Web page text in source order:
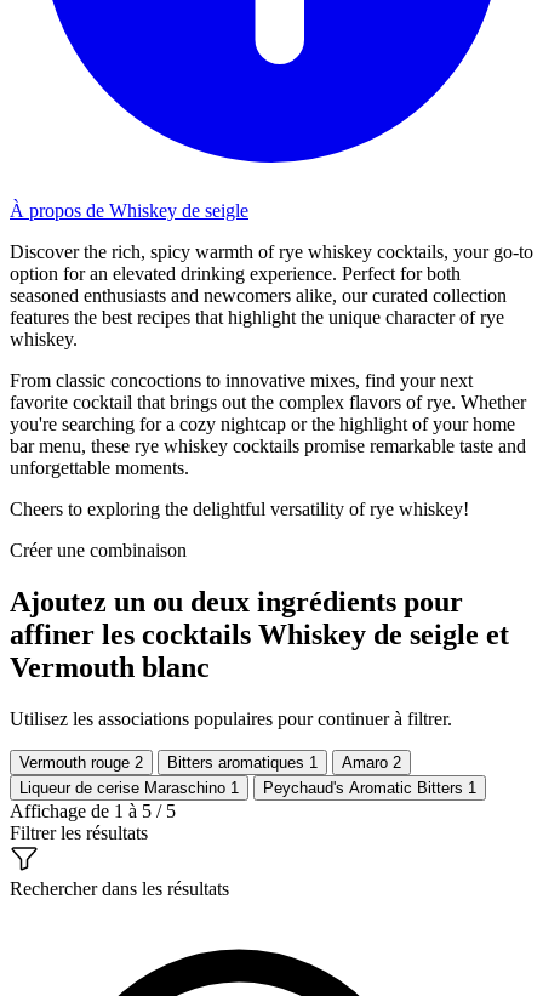
À propos de Whiskey de seigle
Discover the rich, spicy warmth of rye whiskey cocktails, your go-to
option for an elevated drinking experience. Perfect for both
seasoned enthusiasts and newcomers alike, our curated collection
features the best recipes that highlight the unique character of rye
whiskey.
From classic concoctions to innovative mixes, find your next
favorite cocktail that brings out the complex flavors of rye. Whether
you're searching for a cozy nightcap or the highlight of your home
bar menu, these rye whiskey cocktails promise remarkable taste and
unforgettable moments.
Cheers to exploring the delightful versatility of rye whiskey!
Créer une combinaison
Ajoutez un ou deux ingrédients pour
affiner les cocktails Whiskey de seigle et
Vermouth blanc
Utilisez les associations populaires pour continuer à filtrer.
Vermouth rouge 2 Bitters aromatiques 1 Amaro 2
Liqueur de cerise Maraschino 1 Peychaud's Aromatic Bitters 1
Affichage de 1 à 5 / 5
Filtrer les résultats
Rechercher dans les résultats